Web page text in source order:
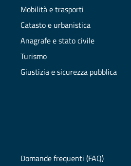
Mobilità e trasporti
Catasto e urbanistica
Anagrafe e stato civile
Turismo
Giustizia e sicurezza pubblica
Domande frequenti (FAQ)